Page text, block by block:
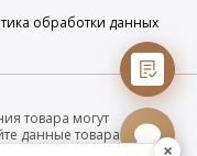
обработки данных
товара могут
данные товара на
сайте о товарах носит
×